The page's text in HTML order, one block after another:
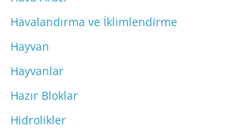
Havalandırma ve İklimlendirme
Hayvan
Hayvanlar
Hazır Bloklar
Hidrolikler